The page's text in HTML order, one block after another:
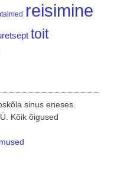
reisimine
toit
sinus eneses.
Kõik õigused